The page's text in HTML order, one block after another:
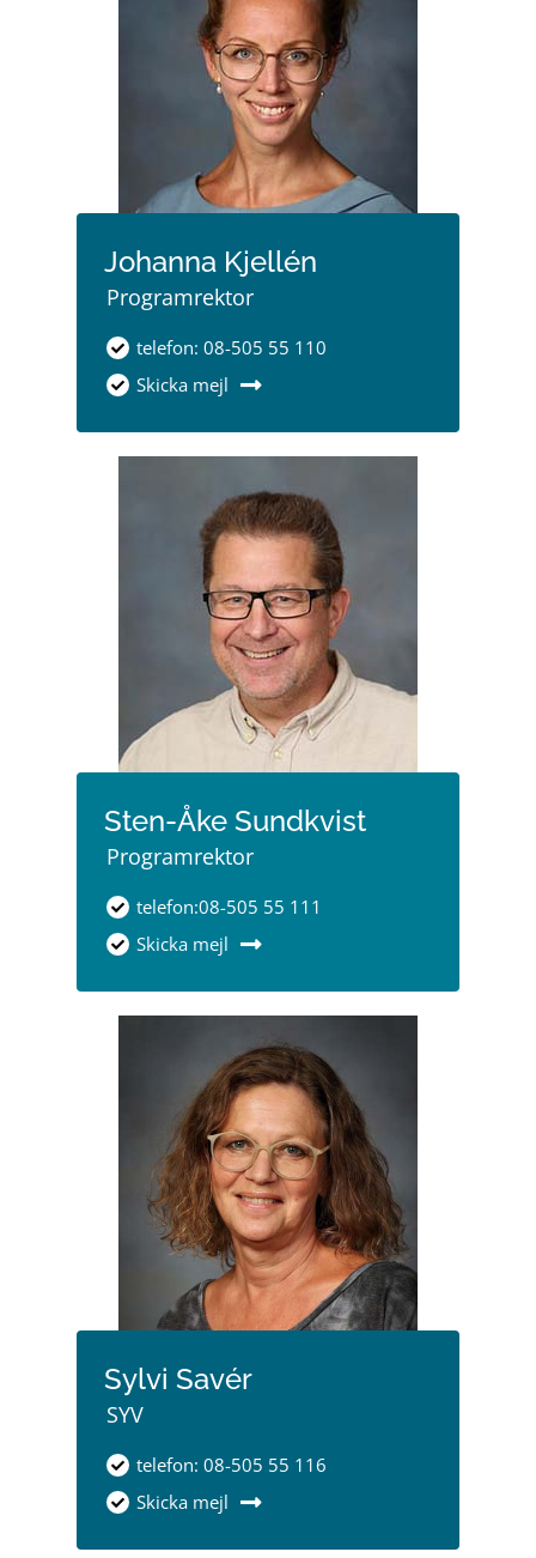
Johanna Kjellén
Programrektor
telefon: 08-505 55 110
Skicka mejl
Sten-Åke Sundkvist
Programrektor
telefon:08-505 55 111
Skicka mejl
Sylvi Savér
SYV
telefon: 08-505 55 116
Skicka mejl